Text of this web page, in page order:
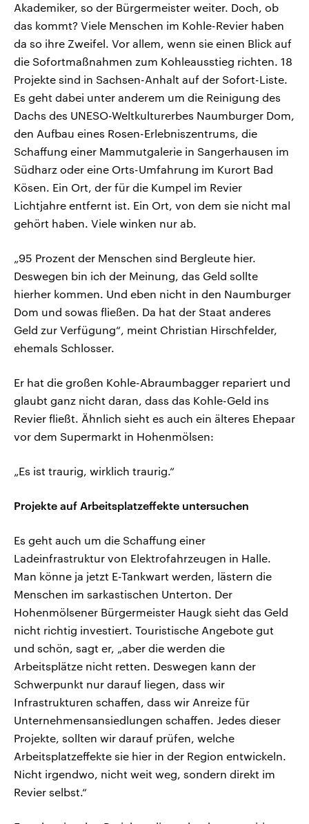
Akademiker, so der Bürgermeister weiter. Doch, ob
das kommt? Viele Menschen im Kohle-Revier haben
da so ihre Zweifel. Vor allem, wenn sie einen Blick auf
die Sofortmaßnahmen zum Kohleausstieg richten. 18
Projekte sind in Sachsen-Anhalt auf der Sofort-Liste.
Es geht dabei unter anderem um die Reinigung des
Dachs des UNESO-Weltkulturerbes Naumburger Dom,
den Aufbau eines Rosen-Erlebniszentrums, die
Schaffung einer Mammutgalerie in Sangerhausen im
Südharz oder eine Orts-Umfahrung im Kurort Bad
Kösen. Ein Ort, der für die Kumpel im Revier
Lichtjahre entfernt ist. Ein Ort, von dem sie nicht mal
gehört haben. Viele winken nur ab.
„95 Prozent der Menschen sind Bergleute hier.
Deswegen bin ich der Meinung, das Geld sollte
hierher kommen. Und eben nicht in den Naumburger
Dom und sowas fließen. Da hat der Staat anderes
Geld zur Verfügung“, meint Christian Hirschfelder,
ehemals Schlosser.
Er hat die großen Kohle-Abraumbagger repariert und
glaubt ganz nicht daran, dass das Kohle-Geld ins
Revier fließt. Ähnlich sieht es auch ein älteres Ehepaar
vor dem Supermarkt in Hohenmölsen:
„Es ist traurig, wirklich traurig.“
Projekte auf Arbeitsplatzeffekte untersuchen
Es geht auch um die Schaffung einer
Ladeinfrastruktur von Elektrofahrzeugen in Halle.
Man könne ja jetzt E-Tankwart werden, lästern die
Menschen im sarkastischen Unterton. Der
Hohenmölsener Bürgermeister Haugk sieht das Geld
nicht richtig investiert. Touristische Angebote gut
und schön, sagt er, „aber die werden die
Arbeitsplätze nicht retten. Deswegen kann der
Schwerpunkt nur darauf liegen, dass wir
Infrastrukturen schaffen, dass wir Anreize für
Unternehmensansiedlungen schaffen. Jedes dieser
Projekte, sollten wir darauf prüfen, welche
Arbeitsplatzeffekte sie hier in der Region entwickeln.
Nicht irgendwo, nicht weit weg, sondern direkt im
Revier selbst.“